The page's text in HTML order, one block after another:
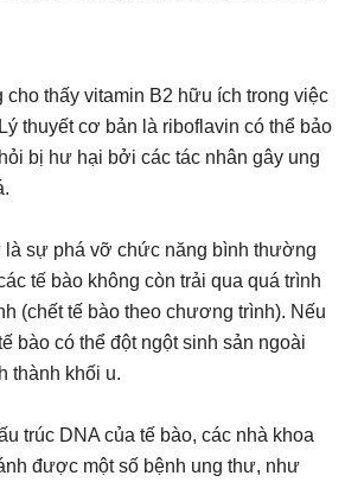
thấy vitamin B2 hữu ích trong việc
thuyết cơ bản là riboflavin có thể bảo
bị hư hại bởi các tác nhân gây ung
là sự phá vỡ chức năng bình thường
tế bào không còn trải qua quá trình
(chết tế bào theo chương trình). Nếu
bào có thể đột ngột sinh sản ngoài
thành khối u.
trúc DNA của tế bào, các nhà khoa
được một số bệnh ung thư, như